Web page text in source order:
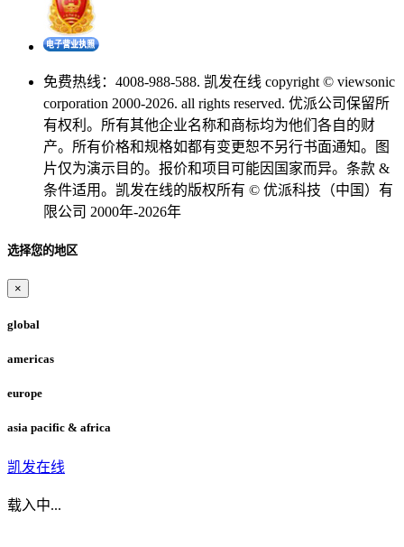
免费热线：4008-988-588. 凯发在线 copyright © viewsonic
corporation 2000-2026. all rights reserved. 优派公司保留所
有权利。所有其他企业名称和商标均为他们各自的财
产。所有价格和规格如都有变更恕不另行书面通知。图
片仅为演示目的。报价和项目可能因国家而异。条款 &
条件适用。凯发在线的版权所有 © 优派科技（中国）有
限公司 2000年-2026年
选择您的地区
×
global
americas
europe
asia pacific & africa
凯发在线
载入中...